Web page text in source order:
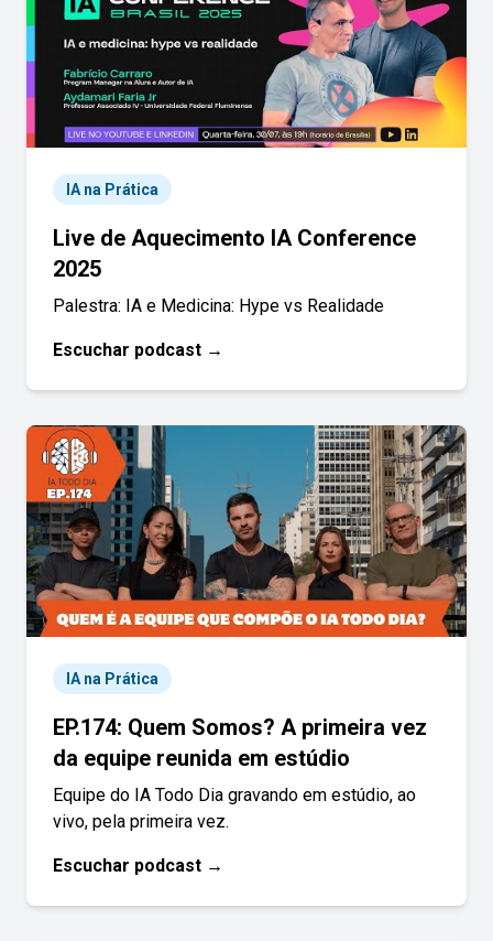
IA na Prática
Live de Aquecimento IA Conference
2025
Palestra: IA e Medicina: Hype vs Realidade
Escuchar podcast →
IA na Prática
EP.174: Quem Somos? A primeira vez
da equipe reunida em estúdio
Equipe do IA Todo Dia gravando em estúdio, ao
vivo, pela primeira vez.
Escuchar podcast →